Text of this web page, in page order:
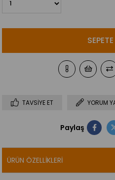
TAVSIYE ET YORUM
Paylaş
ÜRÜN ÖZELLIKLERI